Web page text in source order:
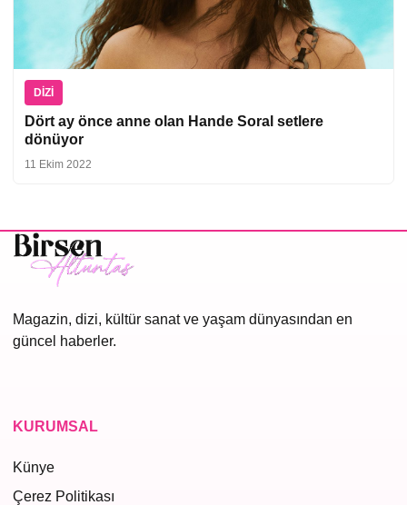
DIZI
Dört ay önce anne olan Hande Soral setlere
dönüyor
11 Ekim 2022
Magazin, dizi, kültür sanat ve yaşam dünyasından en
güncel haberler.
KURUMSAL
Künye
Çerez Politikası